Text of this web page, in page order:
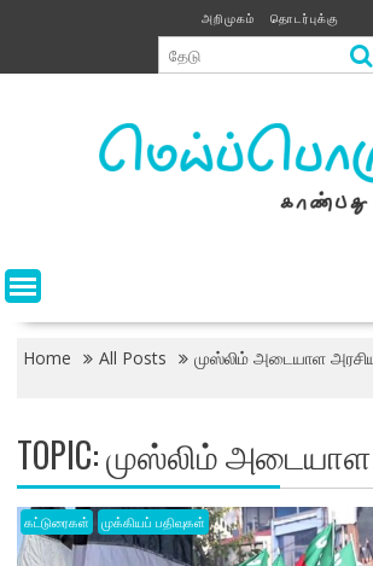
content
அறிமுகம் தொடர்புக்கு
Home All Posts முஸ்லிம் அடையாள
TOPIC:முஸ்லிம்
கட்டுரைகள் முக்கியப் பதிவுகள்